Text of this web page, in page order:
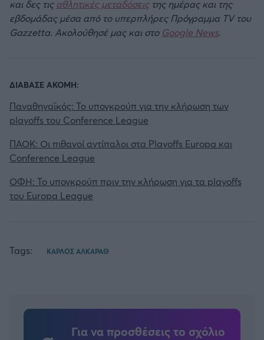
και δες τιςαθλητικές μεταδόσειςτης ημέρας και της
εβδομάδας μέσα από το υπερπλήρες Πρόγραμμα TV του
Gazzetta. Ακολούθησέ μας και στο Google News.
ΔΙΑΒΑΣΕ ΑΚΟΜΗ:
Παναθηναϊκός: Το υπογκρούπ για την κλήρωση των
playoffs του Conference League
ΠΑΟΚ: Οι πιθανοί αντίπαλοι στα Playoffs Europa και
Conference League
ΟΦΗ: Το υπογκρούπ πριν την κλήρωση για τα playoffs
του Europa League
Tags: ΚΑΡΛΟΣ ΑΛΚΑΡΑΘ
Για να προσθέσεις το σχόλιο